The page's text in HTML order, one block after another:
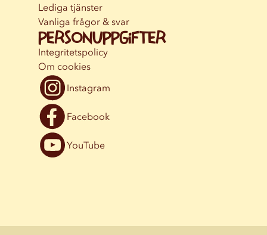
Lediga tjänster
Vanliga frågor & svar
Personuppgifter
Integritetspolicy
Om cookies
Instagram
Facebook
YouTube